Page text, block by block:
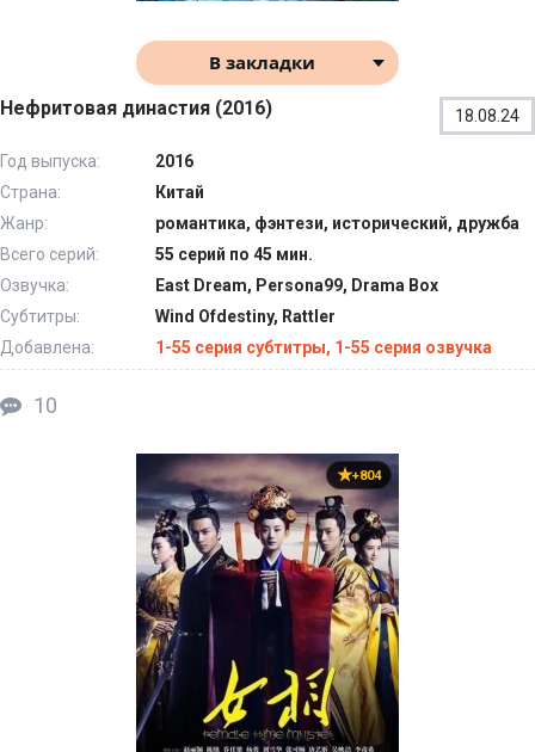
В закладки
Нефритовая династия (2016) 18.08.24
Год выпуска:
2016
Страна:
Китай
Жанр:
романтика, фэнтези, исторический, дружба
Всего серий:
55 серий по 45 мин.
Озвучка:
East Dream, Persona99, Drama Box
Субтитры:
Wind Ofdestiny, Rattler
Добавлена:
1-55 серия субтитры, 1-55 серия озвучка
10
+804